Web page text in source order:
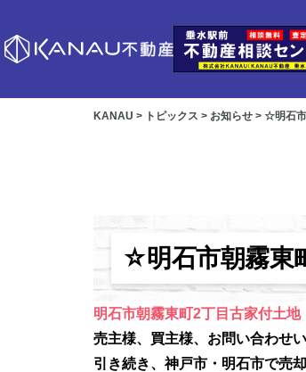
KANAU > トピックス > お知らせ > ☆明石
☆明石市朝霧
明石市朝霧東町2丁目古家付土
売主様、買主様、お問い合わせ
引き続き、神戸市・明石市で売